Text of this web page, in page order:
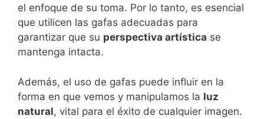
el enfoque de su toma. Por lo tanto, es esencial
que utilicen las gafas adecuadas para
garantizar que su perspectiva artística se
mantenga intacta.
Además, el uso de gafas puede influir en la
forma en que vemos y manipulamos la luz
natural, vital para el éxito de cualquier imagen.